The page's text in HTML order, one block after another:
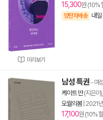
미리보기
15,300원 (10%
양탄자배송 내일
남성 특권 - 여
케이트 만(지은이),
오월의봄| 2021
17,100원 (10%